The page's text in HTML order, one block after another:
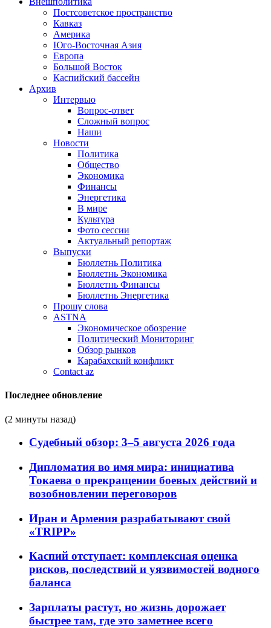
Постсоветское пространство
Кавказ
Америка
Юго-Восточная Азия
Европа
Большой Восток
Каспийский бассейн
Архив
Интервью
Вопрос-ответ
Сложный вопрос
Наши
Новости
Политика
Общество
Экономика
Финансы
Энергетика
В мире
Культура
Фото сессии
Актуальный репортаж
Выпуски
Бюллетнь Политика
Бюллетнь Экономика
Бюллетнь Финансы
Бюллетнь Энергетика
Прошу слова
ASTNA
Экономическое обозрение
Политический Мониторинг
Обзор рынков
Карабахский конфликт
Contact az
Последнее обновление
(2 минуты назад)
Судебный обзор: 3–5 августа 2026 года
Дипломатия во имя мира: инициатива
Токаева о прекращении боевых действий и
возобновлении переговоров
Иран и Армения разрабатывают свой
«TRIPP»
Каспий отступает: комплексная оценка
рисков, последствий и уязвимостей водного
баланса
Зарплаты растут, но жизнь дорожает
быстрее там, где это заметнее всего